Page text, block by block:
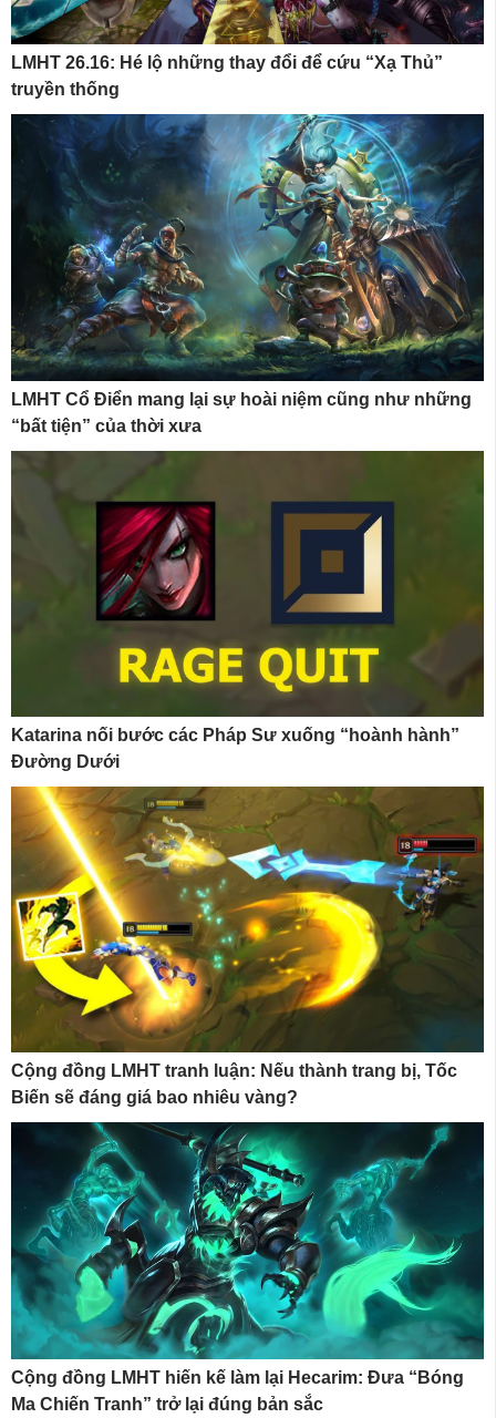
LMHT 26.16: Hé lộ những thay đổi để cứu “Xạ Thủ”
truyền thống
LMHT Cổ Điển mang lại sự hoài niệm cũng như những
“bất tiện” của thời xưa
Katarina nối bước các Pháp Sư xuống “hoành hành”
Đường Dưới
Cộng đồng LMHT tranh luận: Nếu thành trang bị, Tốc
Biến sẽ đáng giá bao nhiêu vàng?
Cộng đồng LMHT hiến kế làm lại Hecarim: Đưa “Bóng
Ma Chiến Tranh” trở lại đúng bản sắc